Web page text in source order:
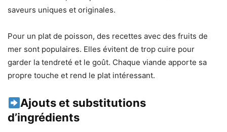
saveurs uniques et originales.
Pour un plat de poisson, des recettes avec des fruits de
mer sont populaires. Elles évitent de trop cuire pour
garder la tendreté et le goût. Chaque viande apporte sa
propre touche et rend le plat intéressant.
Ajouts et substitutions
d’ingrédients